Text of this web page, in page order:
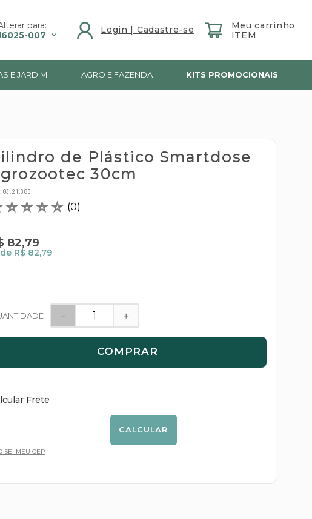
para:
007
E JARDIM AGRO E FAZENDA KITS PROMOCIONAIS
de Plástico Smartdose
30cm
: 03.21.383
☆☆☆☆ (0)
82,79
R$ 82,79
＋
－
COMPRAR
Frete
CALCULAR
SEI MEU CEP